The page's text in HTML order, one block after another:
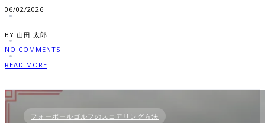
06/02/2026
BY 山田 太郎
NO COMMENTS
READ MORE
フォーボールゴルフのスコアリング方法